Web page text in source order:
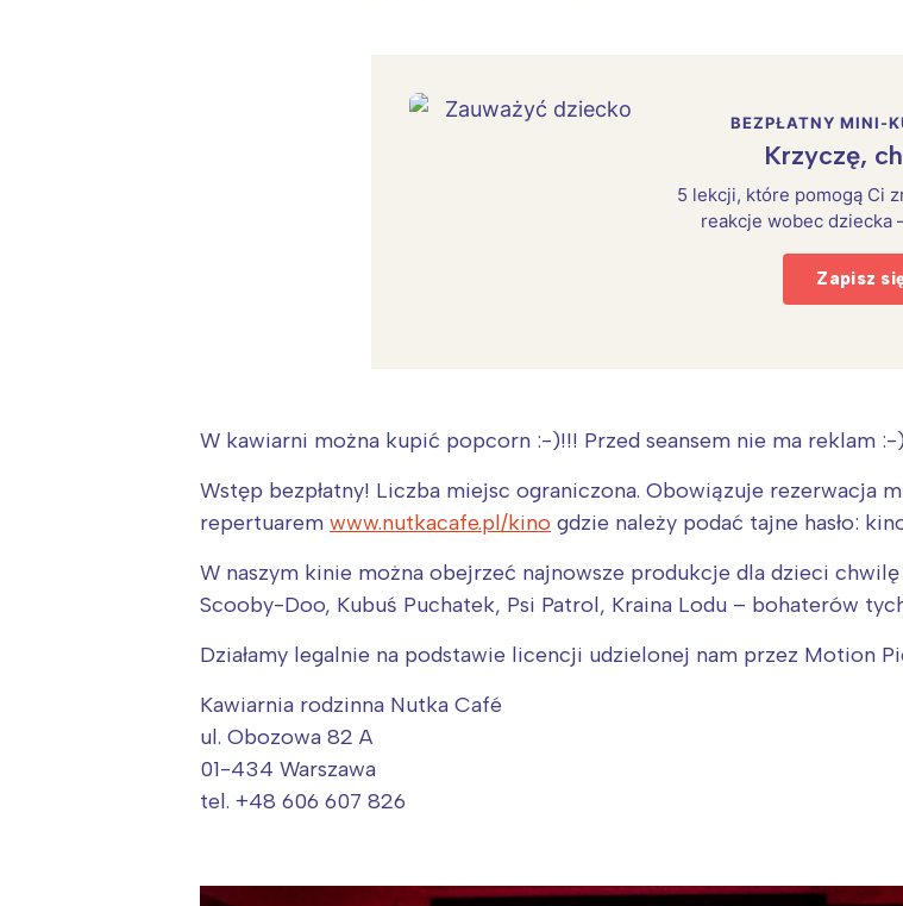
BEZPŁATNY MINI-
Krzyczę,
5 lekcji, które pomogą Ci
reakcje wobec
Zapisz
W kawiarni można kupić popcorn :-)!!! Przed seansem nie ma reklam :-
Wstęp bezpłatny! Liczba miejsc ograniczona. Obowiązuje rezerwacja
repertuarem www.nutkacafe.pl/kino gdzie należy podać tajne hasło:
W naszym kinie można obejrzeć najnowsze produkcje dla dzieci
Scooby-Doo, Kubuś Puchatek, Psi Patrol, Kraina Lodu – bohaterów
Działamy legalnie na podstawie licencji udzielonej nam przez Motion
Kawiarnia rodzinna Nutka Café
ul. Obozowa 82 A
01-434 Warszawa
tel. +48 606 607 826